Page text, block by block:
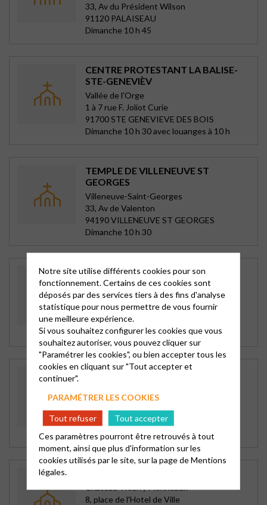
33, Av du Président Wilson
91120 PALAISEAU
Dimanche 10 h 45
CENTRE PROTESTANT LA BALISE-
STE-GENEVIÈV
Vallée de l'Orge
1 à 7 rue F. Joliot Curie
91700 STE GENEVIEVE DES BOIS
Dimanche 10 h 30 avec louanges à 10 h
TEMPLE DE VILLENEUVE ST
GEORGES
Villeneuve-Saint-Georges
33, Av de Valenton
94190 VILLENEUVE ST GEORGES
Dimanche 10 h 30
CENTRE PAROISSIAL D’AULNAY-
SOUS-BOIS
Aulnay-Drancy
1 bd de Gourgues
93600 AULNAY SOUS BOIS
Dimanche 10 h 30
TEMPLE ET PRESBYTÈRE À
Charenton
12 rue Guérin
94220 CHARENTON LE PONT
Dimanche 10 h 30
Chateau Thierry Monneaux
8, place de l'Hotel de Ville
Notre site utilise différents cookies pour son
fonctionnement. Certains de ces cookies sont
déposés par des services tiers à des fins d'analyse
statistique pour nous permettre de vous fournir
une meilleure expérience.
Si vous souhaitez configurer les cookies que vous
souhaitez autoriser, vous pouvez cliquer sur
"Paramétrer les cookies", ou bien accepter tous les
cookies en cliquant sur "Tout accepter et
continuer".
PARAMÉTRER LES COOKIES
Tout refuser
Tout accepter
Ces paramètres pourront être retrouvés à tout
moment, ainsi que plus d'information sur les
cookies utilisés par le site, sur la page deMentions
légales.